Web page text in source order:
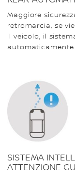
Maggiore
retromarcia, se
il veicolo, il
automaticamente
SISTEMA
ATTENZIONE